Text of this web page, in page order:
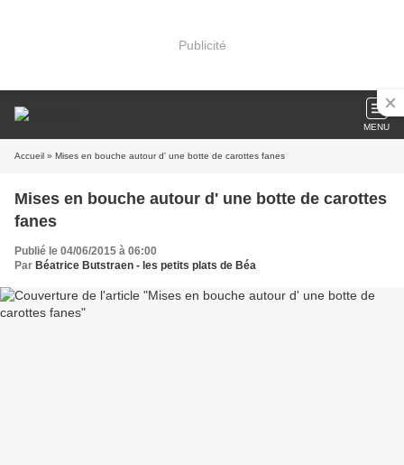
Publicité
MENU
Accueil » Mises en bouche autour d' une botte de carottes fanes
Mises en bouche autour d' une botte de carottes
fanes
Publié le 04/06/2015 à 06:00
Par Béatrice Butstraen - les petits plats de Béa